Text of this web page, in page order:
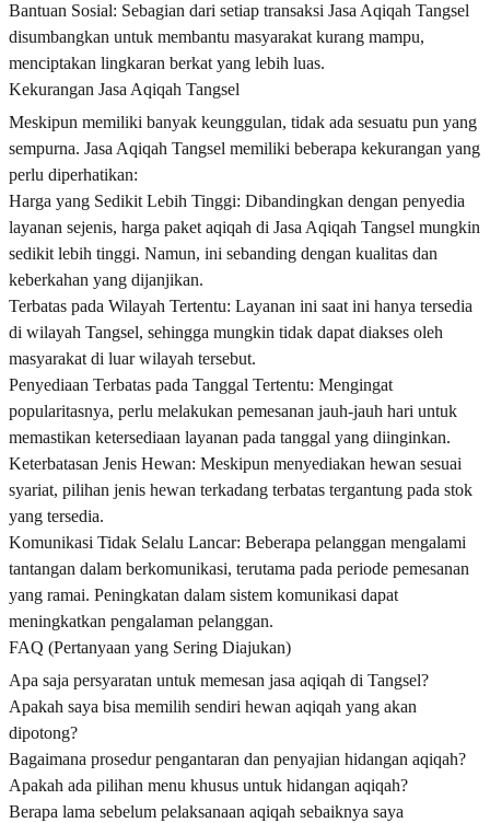
Bantuan Sosial: Sebagian dari setiap transaksi Jasa Aqiqah Tangsel
disumbangkan untuk membantu masyarakat kurang mampu,
menciptakan lingkaran berkat yang lebih luas.
Kekurangan Jasa Aqiqah Tangsel
Meskipun memiliki banyak keunggulan, tidak ada sesuatu pun yang
sempurna. Jasa Aqiqah Tangsel memiliki beberapa kekurangan yang
perlu diperhatikan:
Harga yang Sedikit Lebih Tinggi: Dibandingkan dengan penyedia
layanan sejenis, harga paket aqiqah di Jasa Aqiqah Tangsel mungkin
sedikit lebih tinggi. Namun, ini sebanding dengan kualitas dan
keberkahan yang dijanjikan.
Terbatas pada Wilayah Tertentu: Layanan ini saat ini hanya tersedia
di wilayah Tangsel, sehingga mungkin tidak dapat diakses oleh
masyarakat di luar wilayah tersebut.
Penyediaan Terbatas pada Tanggal Tertentu: Mengingat
popularitasnya, perlu melakukan pemesanan jauh-jauh hari untuk
memastikan ketersediaan layanan pada tanggal yang diinginkan.
Keterbatasan Jenis Hewan: Meskipun menyediakan hewan sesuai
syariat, pilihan jenis hewan terkadang terbatas tergantung pada stok
yang tersedia.
Komunikasi Tidak Selalu Lancar: Beberapa pelanggan mengalami
tantangan dalam berkomunikasi, terutama pada periode pemesanan
yang ramai. Peningkatan dalam sistem komunikasi dapat
meningkatkan pengalaman pelanggan.
FAQ (Pertanyaan yang Sering Diajukan)
Apa saja persyaratan untuk memesan jasa aqiqah di Tangsel?
Apakah saya bisa memilih sendiri hewan aqiqah yang akan
dipotong?
Bagaimana prosedur pengantaran dan penyajian hidangan aqiqah?
Apakah ada pilihan menu khusus untuk hidangan aqiqah?
Berapa lama sebelum pelaksanaan aqiqah sebaiknya saya